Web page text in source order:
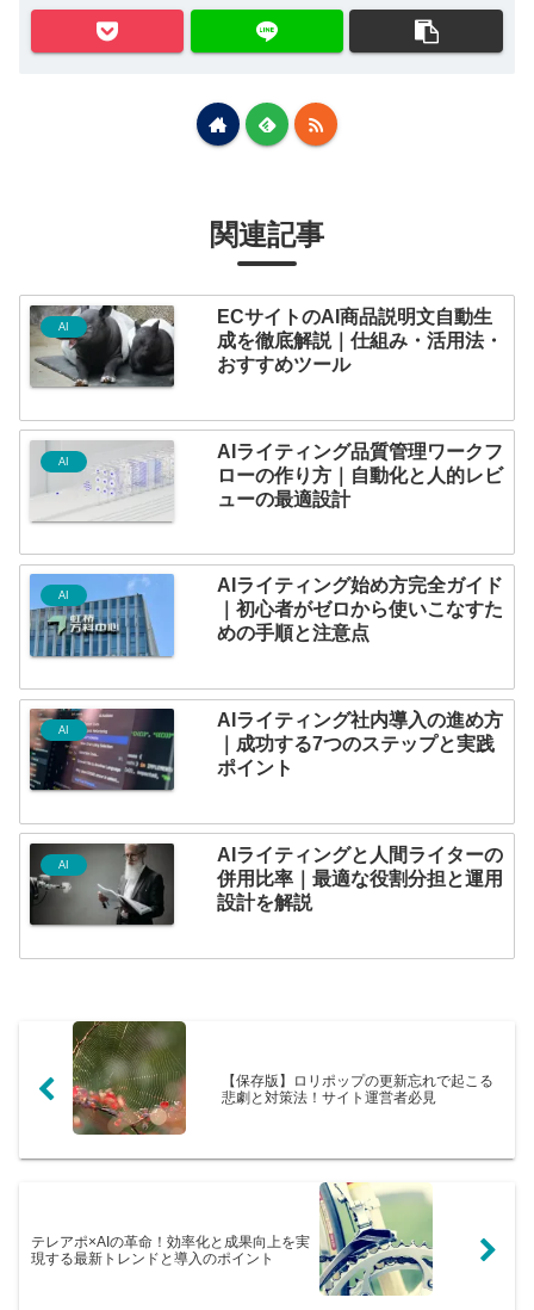
関連記事
AI
ECサイトのAI商品説明文自動生
成を徹底解説｜仕組み・活用法・
おすすめツール
AI
AIライティング品質管理ワークフ
ローの作り方｜自動化と人的レビ
ューの最適設計
AI
AIライティング始め方完全ガイド
｜初心者がゼロから使いこなすた
めの手順と注意点
AI
AIライティング社内導入の進め方
｜成功する7つのステップと実践
ポイント
AI
AIライティングと人間ライターの
併用比率｜最適な役割分担と運用
設計を解説
【保存版】ロリポップの更新忘れで起こる
悲劇と対策法！サイト運営者必見
テレアポ×AIの革命！効率化と成果向上を実
現する最新トレンドと導入のポイント